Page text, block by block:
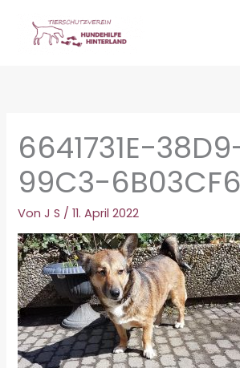
springen
6641731E-
99C3-
VonJ S /11. April 2022